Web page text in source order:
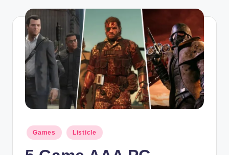
Posted
in
Games Listicle